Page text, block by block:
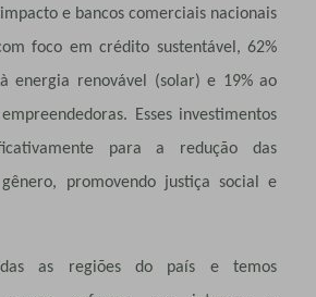
e bancos comerciais nacionais
foco em crédito sustentável, 62%
energia renovável (solar) e 19% ao
Esses investimentos
para a redução das
promovendo justiça social e
as regiões do país e temos